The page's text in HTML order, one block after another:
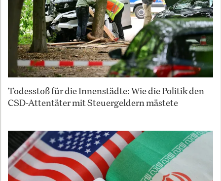
Todesstoß für die Innenstädte: Wie die Politik den
CSD-Attentäter mit Steuergeldern mästete